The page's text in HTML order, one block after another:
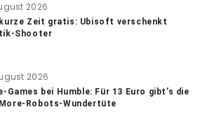
2026
Zeit gratis: Ubisoft verschenkt
Shooter
2026
Games bei Humble: Für 13 Euro gibt’s die
Robots-Wundertüte